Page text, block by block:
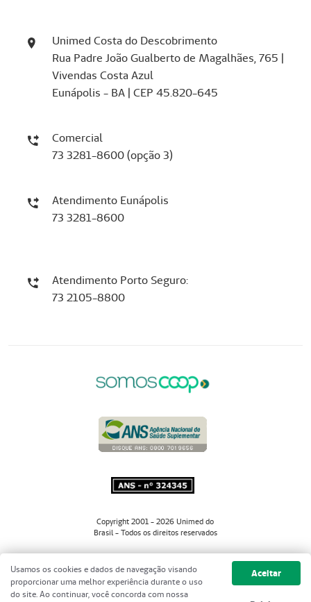
Unimed Costa do Descobrimento
Rua Padre João Gualberto de Magalhães, 765 |
Vivendas Costa Azul
Eunápolis - BA | CEP 45.820-645
Comercial
73 3281-8600 (opção 3)
Atendimento Eunápolis
73 3281-8600
Atendimento Porto Seguro:
73 2105-8800
Copyright 2001 - 2026 Unimed do
Brasil - Todos os direitos reservados
Usamos os cookies e dados de navegação visando
proporcionar uma melhor experiência durante o uso
do site. Ao continuar, você concorda com nossa
Aceitar